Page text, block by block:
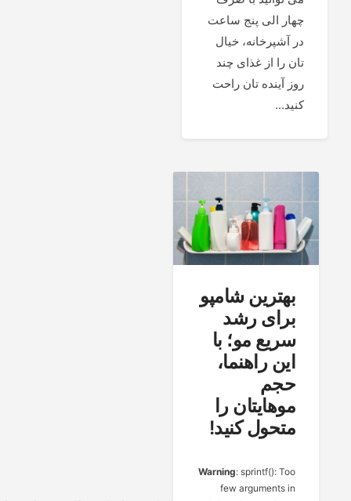
چهار الی پنج ساعت
در آشپرخانه، خیال
تان را از غذای چند
روز آینده تان راحت
کنید...
بهترین شامپو
برای رشد
سریع مو؛ با
این راهنما،
حجم
موهایتان را
متحول کنید!
Warning: sprintf(): Too
few arguments in